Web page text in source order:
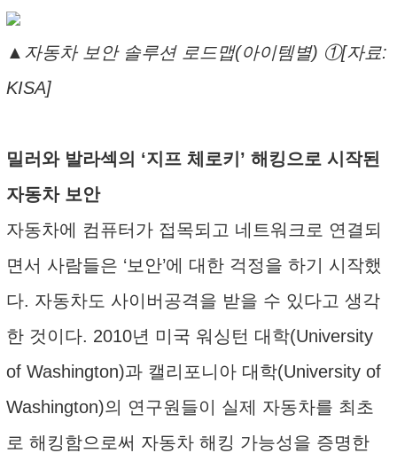
▲자동차 보안 솔루션 로드맵(아이템별) ①[자료:
KISA]
밀러와 발라섹의 ‘지프 체로키’ 해킹으로 시작된
자동차 보안
자동차에 컴퓨터가 접목되고 네트워크로 연결되
면서 사람들은 ‘보안’에 대한 걱정을 하기 시작했
다. 자동차도 사이버공격을 받을 수 있다고 생각
한 것이다. 2010년 미국 워싱턴 대학(University
of Washington)과 캘리포니아 대학(University of
Washington)의 연구원들이 실제 자동차를 최초
로 해킹함으로써 자동차 해킹 가능성을 증명한